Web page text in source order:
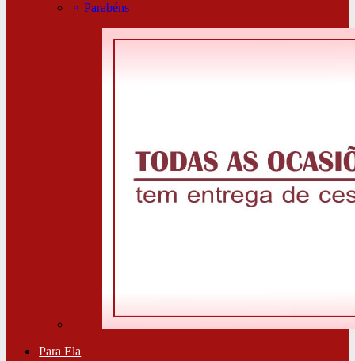
⚬Parabéns
Para Ela